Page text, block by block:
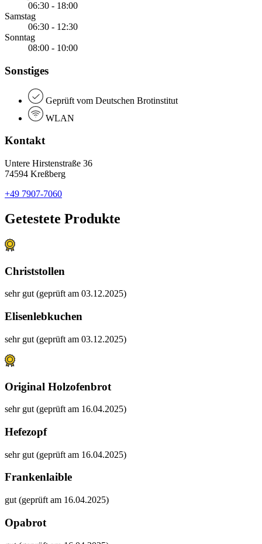
06:30 - 18:00
Samstag
06:30 - 12:30
Sonntag
08:00 - 10:00
Sonstiges
Geprüft vom Deutschen Brotinstitut
WLAN
Kontakt
Untere Hirstenstraße 36
74594 Kreßberg
+49 7907-7060
Getestete Produkte
Christstollen
sehr gut (geprüft am 03.12.2025)
Elisenlebkuchen
sehr gut (geprüft am 03.12.2025)
Original Holzofenbrot
sehr gut (geprüft am 16.04.2025)
Hefezopf
sehr gut (geprüft am 16.04.2025)
Frankenlaible
gut (geprüft am 16.04.2025)
Opabrot